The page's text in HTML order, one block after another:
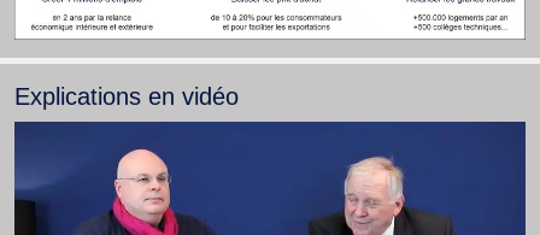
Explications en vidéo